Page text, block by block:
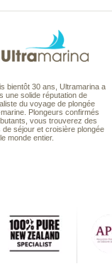
bientôt 30 ans, Ultramarina a
une solide réputation de
du voyage de plongée
Plongeurs confirmés
vous trouverez des
de séjour et croisière plongée
monde entier.